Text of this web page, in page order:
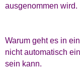
ausgenommen wird.
Warum geht es in
nicht automatisch
sein kann.